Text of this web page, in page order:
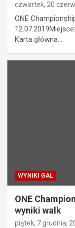
czwartek, 20
ONE
Karta główna…
WYNIKI GAL
ONE
wyniki walk
piątek, 7 grudnia,